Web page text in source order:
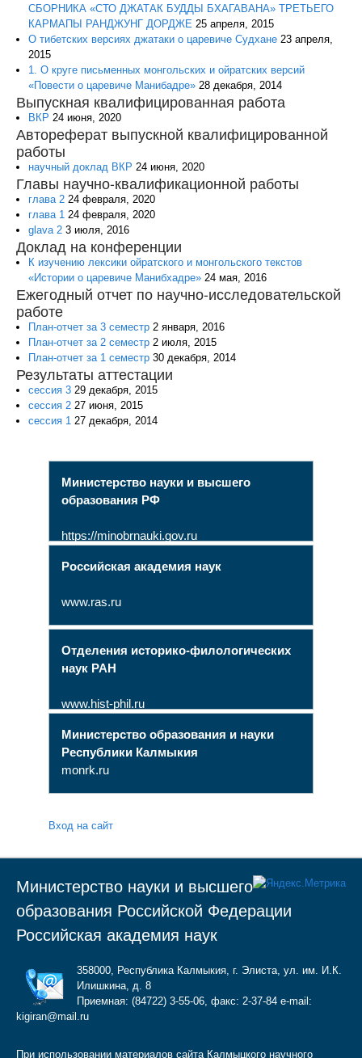
СБОРНИКА «СТО ДЖАТАК БУДДЫ БХАГАВАНА» ТРЕТЬЕГО
КАРМАПЫ РАНДЖУНГ ДОРДЖЕ 25 апреля, 2015
О тибетских версиях джатаки о царевиче Судхане 23 апреля,
2015
1. О круге письменных монгольских и ойратских версий
«Повести о царевиче Манибадре» 28 декабря, 2014
Выпускная квалифицированная работа
ВКР 24 июня, 2020
Автореферат выпускной квалифицированной
работы
научный доклад ВКР 24 июня, 2020
Главы научно-квалификационной работы
глава 2 24 февраля, 2020
глава 1 24 февраля, 2020
glava 2 3 июля, 2016
Доклад на конференции
К изучению лексики ойратского и монгольского текстов
«Истории о царевиче Манибхадре» 24 мая, 2016
Ежегодный отчет по научно-исследовательской
работе
План-отчет за 3 семестр 2 января, 2016
План-отчет за 2 семестр 2 июля, 2015
План-отчет за 1 семестр 30 декабря, 2014
Результаты аттестации
сессия 3 29 декабря, 2015
сессия 2 27 июня, 2015
сессия 1 27 декабря, 2014
Министерство науки и высшего
образования РФ
https://minobrnauki.gov.ru
Российская академия наук
www.ras.ru
Отделения историко-филологических
наук РАН
www.hist-phil.ru
Министерство образования и науки
Республики Калмыкия
monrk.ru
Вход на сайт
Министерство науки и высшего
образования Российской Федерации
Российская академия наук
358000, Республика Калмыкия, г. Элиста, ул. им. И.К.
Илишкина, д. 8
Приемная: (84722) 3-55-06, факс: 2-37-84 e-mail:
kigiran@mail.ru
При использовании материалов сайта Калмыцкого научного